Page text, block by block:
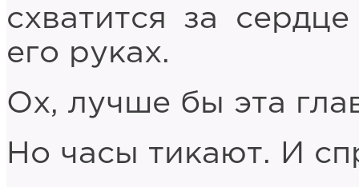
схватится за
его руках.
Ох, лучше бы эта
Но часы тикают. И